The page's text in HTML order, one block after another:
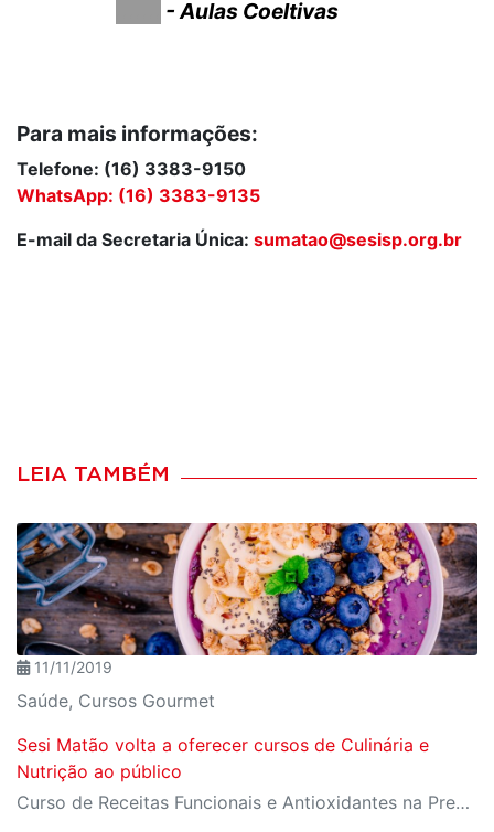
- Aulas Coeltivas
Para mais informações:
Telefone: (16) 3383-9150
WhatsApp: (16) 3383-9135
E-mail da Secretaria Única: sumatao@sesisp.org.br
LEIA TAMBÉM
11/11/2019
Saúde, Cursos Gourmet
Sesi Matão volta a oferecer cursos de Culinária e
Nutrição ao público
Curso de Receitas Funcionais e Antioxidantes na Prevenção do Câncer será realizado em novembro na unidade